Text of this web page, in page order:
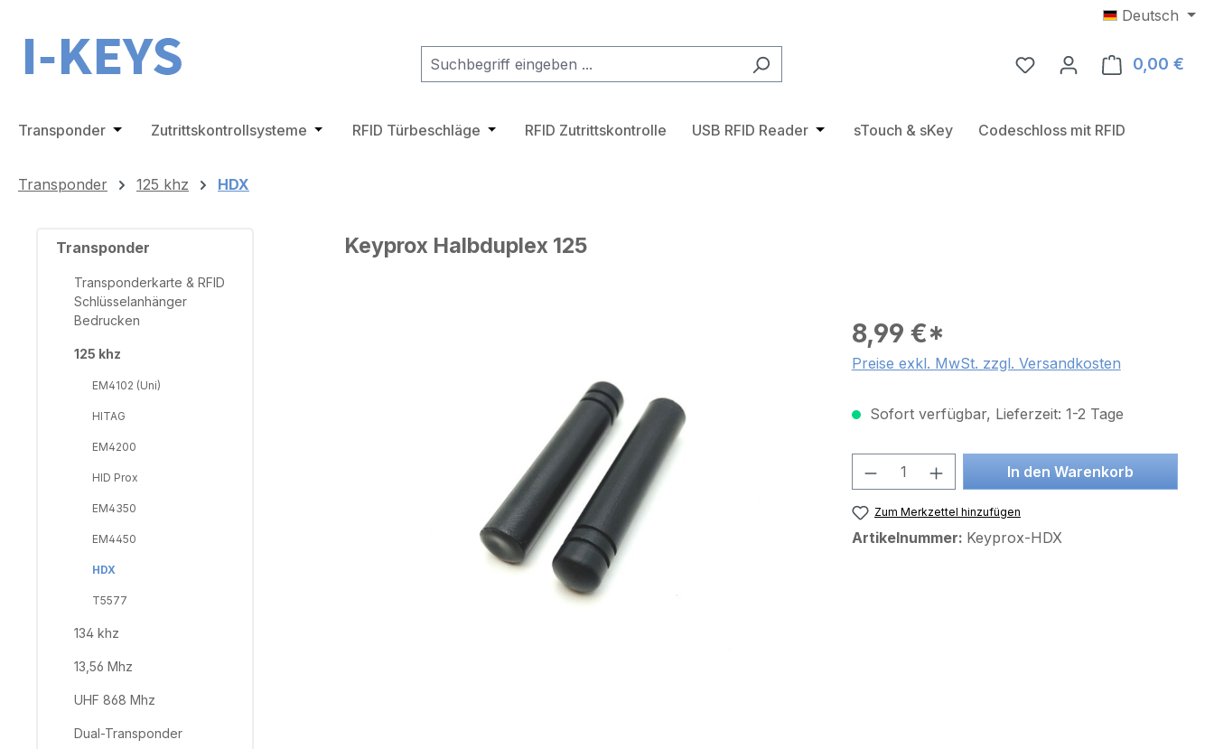
Deutsch
0,00 €
Transponder Öffne oder Schließe das Dropdown der Kategorie Transponder
Zutrittskontrollsysteme Öffne oder Schließe das Dropdown der Kategorie Zutrittskontrollsysteme
RFID Türbeschläge Öffne oder Schließe das Dropdown der Kategorie RFID Türbeschläge
RFID Zutrittskontrolle USB RFID Reader Öffne oder Schließe das Dropdown der Kategorie USB
sTouch & sKey Codeschloss mit RFID
Transponder 125 khz HDX
Transponder
Transponderkarte & RFID
Schlüsselanhänger
Bedrucken
125 khz
EM4102 (Uni)
HITAG
EM4200
HID Prox
EM4350
EM4450
HDX
T5577
134 khz
13,56 Mhz
UHF 868 Mhz
Dual-Transponder
Keyprox Halbduplex 125
8,99 €*
Preise exkl. MwSt. zzgl. Versandkosten
Sofort verfügbar, Lieferzeit: 1-2 Tage
Produkt Anzahl: Gib den
In den Warenkorb
Zum Merkzettel hinzufügen
Artikelnummer: Keyprox-HDX